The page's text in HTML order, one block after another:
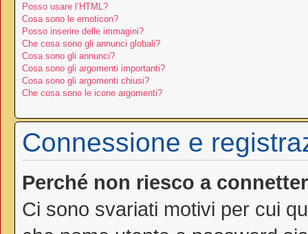
Posso usare l’HTML?
Cosa sono le emoticon?
Posso inserire delle immagini?
Che cosa sono gli annunci globali?
Cosa sono gli annunci?
Cosa sono gli argomenti importanti?
Cosa sono gli argomenti chiusi?
Che cosa sono le icone argomenti?
Connessione e
Perché non riesco a
Ci sono svariati motivi per cui